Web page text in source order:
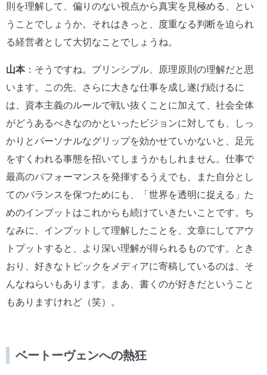
則を理解して、偏りのない視点から真実を見極める、とい
うことでしょうか。それはきっと、度重なる判断を迫られ
る経営者として大切なことでしょうね。
山本：そうですね。プリンシプル、原理原則の理解だと思
います。この先、さらに大きな仕事を成し遂げ続けるに
は、資本主義のルールで戦い抜くことに加えて、社会全体
がどうあるべきなのかといったビジョンに対しても、しっ
かりとパーソナルなグリップを効かせていかないと、足元
をすくわれる事態を招いてしまうかもしれません。仕事で
最高のパフォーマンスを発揮するうえでも、また自分とし
てのバランスを保つためにも、「世界を透明に捉える」た
めのインプットはこれからも続けていきたいことです。ち
なみに、インプットして理解したことを、文章にしてアウ
トプットすると、より深い理解が得られるものです。とき
おり、好きなトピックをメディアに寄稿しているのは、そ
んなねらいもあります。まあ、書くのが好きだということ
もありますけれど（笑）。
ベートーヴェンへの熱狂